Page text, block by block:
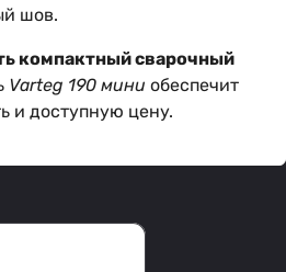
шов.
компактный сварочный
Varteg 190 мини обеспечит
и доступную цену.